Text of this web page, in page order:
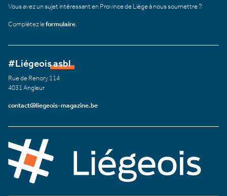
Vous avez un sujet intéressant en Province de Liège à nous soumettre ?
Complétez leformulaire
#Liégeois asbl
Rue de Renory 114
4031 Angleur
contact@liegeois-magazine.be